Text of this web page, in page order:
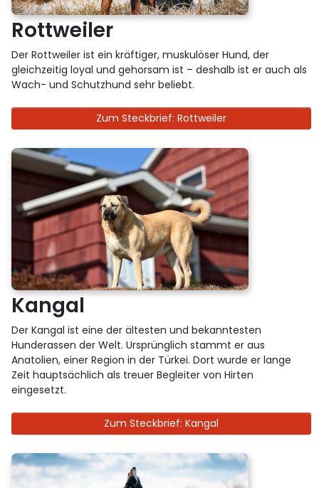
Rottweiler
Der Rottweiler ist ein kräftiger, muskulöser Hund, der
gleichzeitig loyal und gehorsam ist – deshalb ist er auch als
Wach- und Schutzhund sehr beliebt.
Zum Steckbrief: Rottweiler
Kangal
Der Kangal ist eine der ältesten und bekanntesten
Hunderassen der Welt. Ursprünglich stammt er aus
Anatolien, einer Region in der Türkei. Dort wurde er lange
Zeit hauptsächlich als treuer Begleiter von Hirten
eingesetzt.
Zum Steckbrief: Kangal